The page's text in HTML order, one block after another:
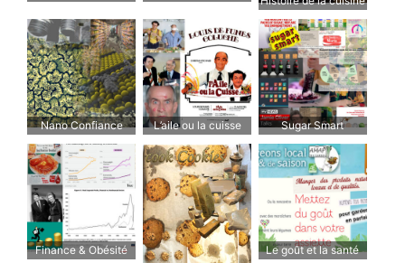
française
Nano Confiance L’aile ou la cuisse Sugar Smart
Finance & Obésité Le goût et la santé